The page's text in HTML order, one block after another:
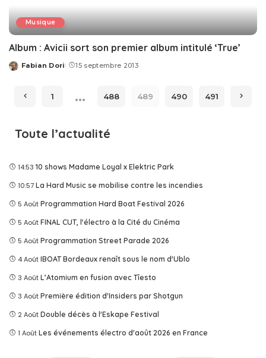
Musique
Album : Avicii sort son premier album intitulé ‘True’
Posted
Fabian Dori 15 septembre 2013
1 … 488 489 490 491
Toute l’actualité
14:53 10 shows Madame Loyal x Elektric Park
10:57 La Hard Music se mobilise contre les incendies
5 Août Programmation Hard Boat Festival 2026
5 Août FINAL CUT, l'électro à la Cité du Cinéma
5 Août Programmation Street Parade 2026
4 Août IBOAT Bordeaux renaît sous le nom d'Ublo
3 Août L’Atomium en fusion avec Tîesto
3 Août Première édition d'Insiders par Shotgun
2 Août Double décès à l'Eskape Festival
1 Août Les événements électro d'août 2026 en France